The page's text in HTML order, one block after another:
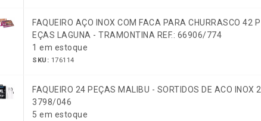
FAQUEIRO AÇO INOX COM FACA PARA CHURRASCO 42 P
EÇAS LAGUNA - TRAMONTINA REF.: 66906/774
1 em estoque
SKU: 176114
FAQUEIRO 24 PEÇAS MALIBU - SORTIDOS DE ACO INOX 2
3798/046
5 em estoque